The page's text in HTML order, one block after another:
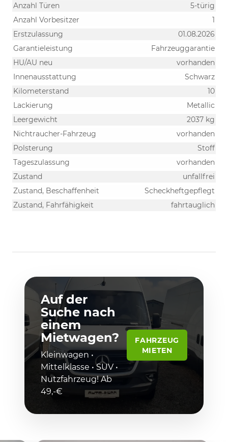
Anzahl Türen
5-türig
Anzahl Vorbesitzer
1
Erstzulassung
01.08.2026
Garantieleistung
Fahrzeuggarantie
HU/AU neu
vorhanden
Innenausstattung
Schwarz
Kilometerstand
10
Lackierung
Metallic
Leergewicht
2037 kg
Nichtraucher-Fahrzeug
vorhanden
Polsterung
Stoff
Tageszulassung
vorhanden
Zustand
unfallfrei
Zustand, Beschaffenheit
Scheckheftgepflegt
Zustand, Fahrfähigkeit
fahrtauglich
Auf der
Suche nach
einem
Mietwagen?
Kleinwagen •
Mittelklasse • SUV •
Nutzfahrzeug! Ab
49,-€
FAHRZEUG
MIETEN